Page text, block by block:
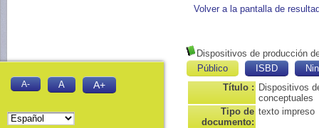
Volver a la pantalla de
Dispositivos de producción
Público
ISBD
Título : Dispositivos
conceptuales
Tipo de
documento:
texto impreso
A- A A+